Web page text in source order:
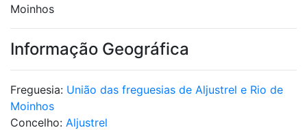
Moinhos
Informação Geográfica
Freguesia: União das freguesias de Aljustrel e Rio de
Moinhos
Concelho: Aljustrel